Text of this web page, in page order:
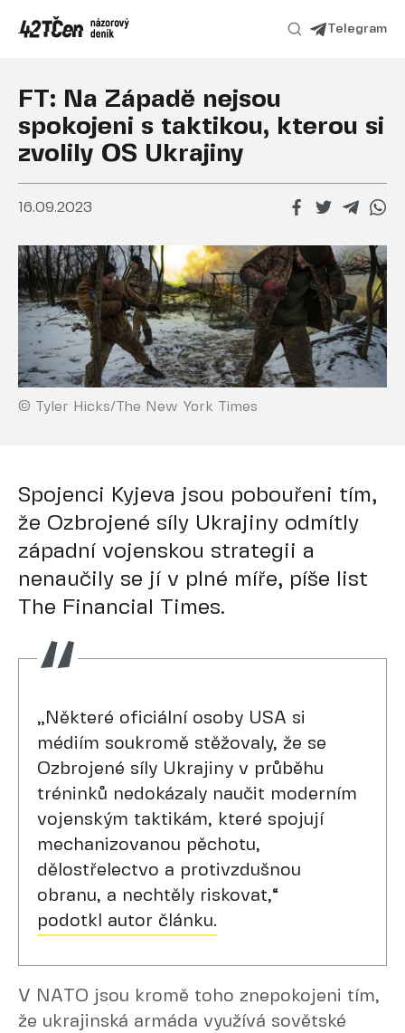
Telegram
FT: Na Západě nejsou
spokojeni s taktikou, kterou si
zvolily OS Ukrajiny
16.09.2023
© Tyler Hicks/The New York Times
Spojenci Kyjeva jsou pobouřeni tím,
že Ozbrojené síly Ukrajiny odmítly
západní vojenskou strategii a
nenaučily se jí v plné míře, píše list
The Financial Times.
„Některé oficiální osoby USA si
médiím soukromě stěžovaly, že se
Ozbrojené síly Ukrajiny v průběhu
tréninků nedokázaly naučit moderním
vojenským taktikám, které spojují
mechanizovanou pěchotu,
dělostřelectvo a protivzdušnou
obranu, a nechtěly riskovat,“
podotkl autor článku.
V NATO jsou kromě toho znepokojeni tím,
že ukrajinská armáda využívá sovětské